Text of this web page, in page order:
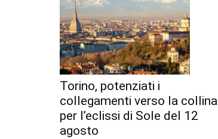
Torino, potenziati i
collegamenti verso la collina
per l’eclissi di Sole del 12
agosto